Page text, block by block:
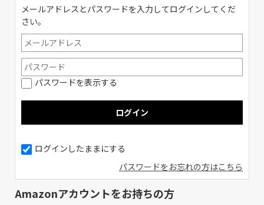
メールアドレスとパスワードを入力してログインしてくだ
さい。
パスワードを表示する
ログインしたままにする
パスワードをお忘れの方はこちら
Amazonアカウントをお持ちの方